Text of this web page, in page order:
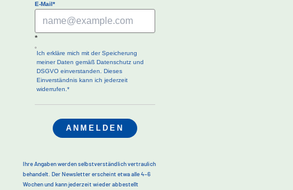
E-Mail*
*
Ich erkläre mich mit der Speicherung
meiner Daten gemäß Datenschutz und
DSGVO einverstanden. Dieses
Einverständnis kann ich jederzeit
widerrufen.*
ANMELDEN
Ihre Angaben werden selbstverständlich vertraulich
behandelt. Der Newsletter erscheint etwa alle 4–6
Wochen und kann jederzeit wieder abbestellt